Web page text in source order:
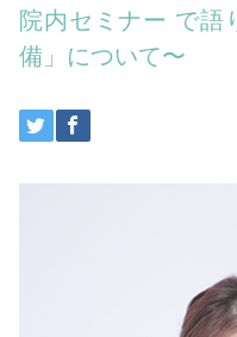
院内セミナー で語
備」について〜